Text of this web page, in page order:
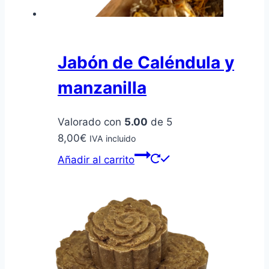
de
Jabón de Caléndula y
manzanilla
Valorado con 5.00 de 5
8,00€ IVA incluido
Añadir al carrito